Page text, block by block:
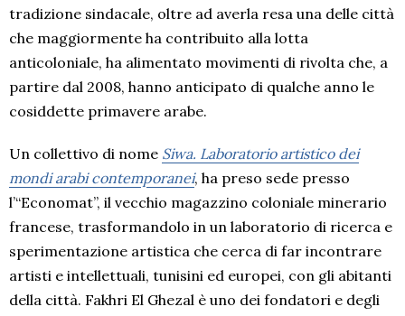
tradizione sindacale, oltre ad averla resa una delle città
che maggiormente ha contribuito alla lotta
anticoloniale, ha alimentato movimenti di rivolta che, a
partire dal 2008, hanno anticipato di qualche anno le
cosiddette primavere arabe.
Un collettivo di nome Siwa. Laboratorio artistico dei
mondi arabi contemporanei, ha preso sede presso
l’“Economat”, il vecchio magazzino coloniale minerario
francese, trasformandolo in un laboratorio di ricerca e
sperimentazione artistica che cerca di far incontrare
artisti e intellettuali, tunisini ed europei, con gli abitanti
della città. Fakhri El Ghezal è uno dei fondatori e degli